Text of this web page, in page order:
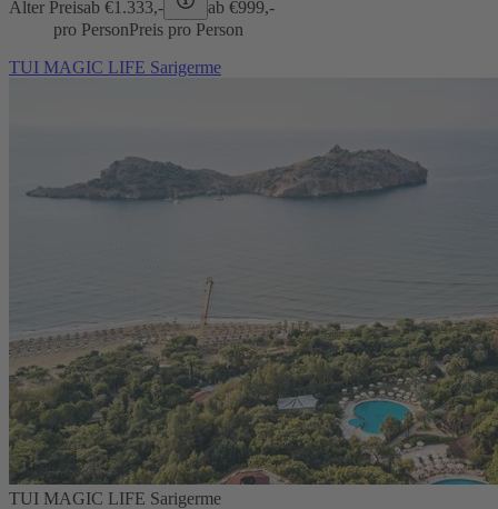
Alter Preisab €1.333,- ab €999,-
pro PersonPreis pro Person
TUI MAGIC LIFE Sarigerme
TUI MAGIC LIFE Sarigerme